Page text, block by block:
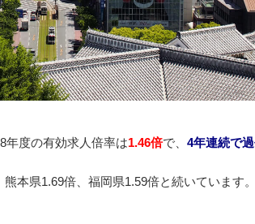
年度の有効求人倍率は1.46倍で、 4年連続で
本県1.69倍、福岡県1.59倍と続いています。